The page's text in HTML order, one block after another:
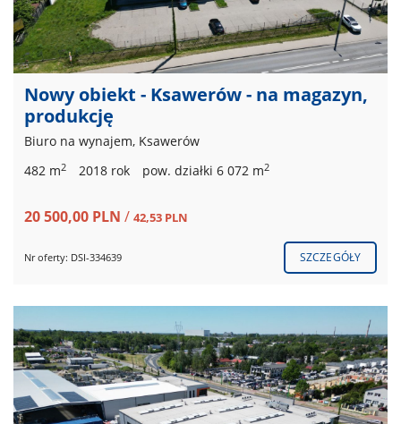
Nowy obiekt - Ksawerów - na magazyn,
produkcję
Biuro na wynajem, Ksawerów
482 m2 2018 rok pow. działki 6 072 m2
20 500,00 PLN / 42,53 PLN
Nr oferty: DSI-334639 SZCZEGÓŁY